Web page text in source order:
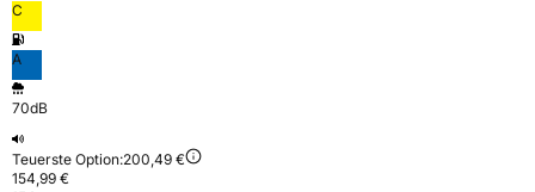
C
A
70dB
Teuerste Option:200,49 €
154,99 €